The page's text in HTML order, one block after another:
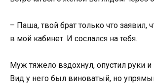
– Паша, твой брат только что заявил,
в мой кабинет. И сослался на тебя.
Муж тяжело вздохнул, опустил руки и
Вид у него был виноватый, но